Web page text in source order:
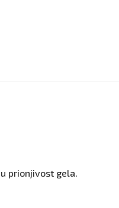
prionjivost gela.